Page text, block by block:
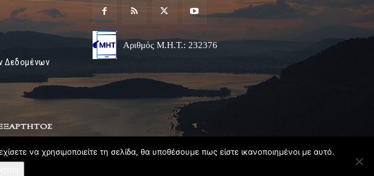
Δεδομένων
Αριθμός Μ.Η.Τ.: 232376
να χρησιμοποιείτε τη σελίδα, θα υποθέσουμε πως είστε ικανοποιημένοι με αυτό.